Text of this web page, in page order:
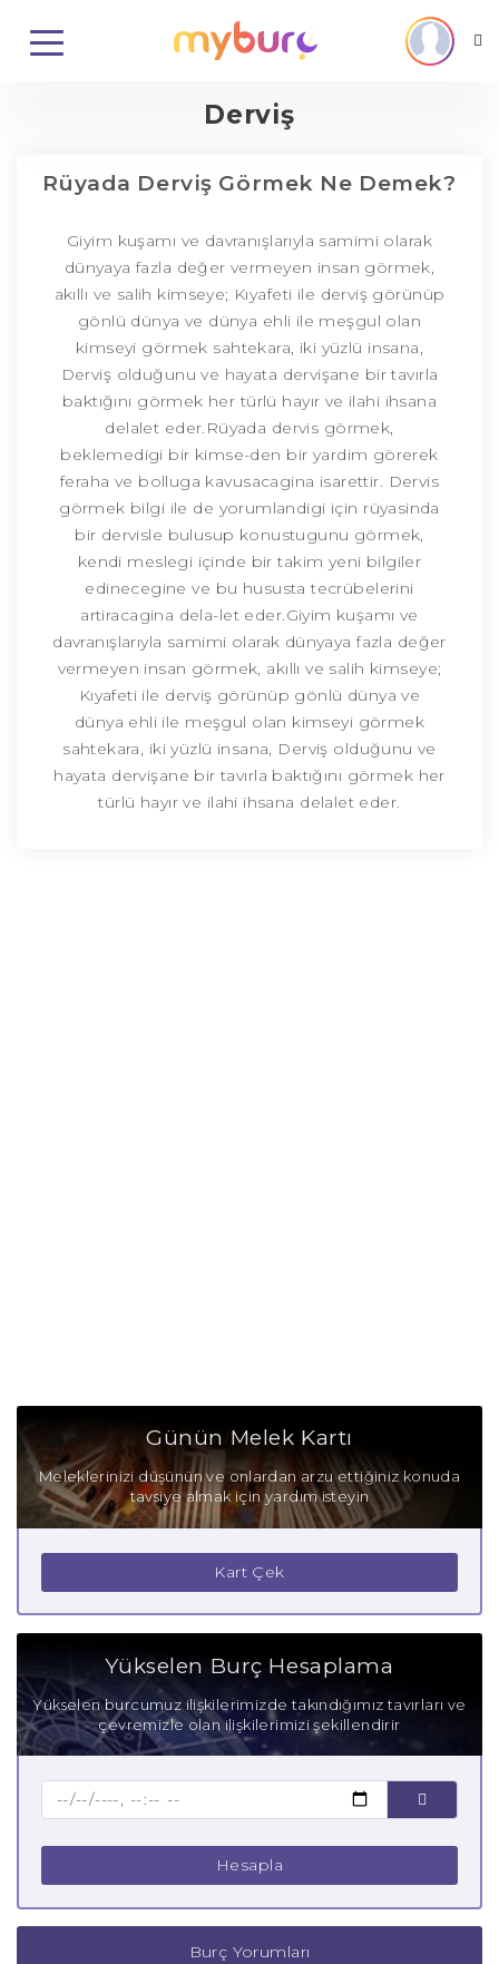
Derviş
Rüyada Derviş Görmek Ne Demek?
Giyim kuşamı ve davranışlarıyla samimi olarak
dünyaya fazla değer vermeyen insan görmek,
akıllı ve salih kimseye; Kıyafeti ile derviş görünüp
gönlü dünya ve dünya ehli ile meşgul olan
kimseyi görmek sahtekara, iki yüzlü insana,
Derviş olduğunu ve hayata dervişane bir tavırla
baktığını görmek her türlü hayır ve ilahi ihsana
delalet eder.Rüyada dervis görmek,
beklemedigi bir kimse-den bir yardim görerek
feraha ve bolluga kavusacagina isarettir. Dervis
görmek bilgi ile de yorumlandigi için rüyasinda
bir dervisle bulusup konustugunu görmek,
kendi meslegi içinde bir takim yeni bilgiler
edinecegine ve bu hususta tecrübelerini
artiracagina dela-let eder.Giyim kuşamı ve
davranışlarıyla samimi olarak dünyaya fazla değer
vermeyen insan görmek, akıllı ve salih kimseye;
Kıyafeti ile derviş görünüp gönlü dünya ve
dünya ehli ile meşgul olan kimseyi görmek
sahtekara, iki yüzlü insana, Derviş olduğunu ve
hayata dervişane bir tavırla baktığını görmek her
türlü hayır ve ilahi ihsana delalet eder.
Günün Melek Kartı
Meleklerinizi düşünün ve onlardan arzu ettiğiniz konuda
tavsiye almak için yardım isteyin
Kart Çek
Yükselen Burç Hesaplama
Yükselen burcumuz ilişkilerimizde takındığımız tavırları ve
çevremizle olan ilişkilerimizi şekillendirir
Hesapla
Burç Yorumları